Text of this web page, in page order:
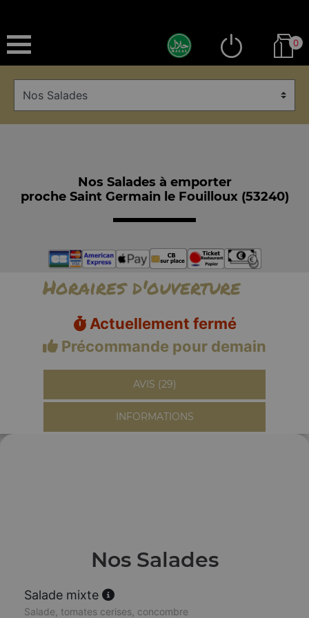
0
Nos Salades à emporter
proche Saint Germain le Fouilloux (53240)
Horaires d'ouverture
Actuellement fermé
Précommande pour demain
AVIS (29)
INFORMATIONS
Nos Salades
Salade mixte
Salade, tomates cerises, concombre